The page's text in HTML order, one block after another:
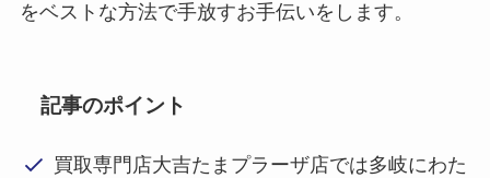
をベストな方法で手放すお手伝いをします。
記事のポイント
買取専門店大吉たまプラーザ店では多岐にわた